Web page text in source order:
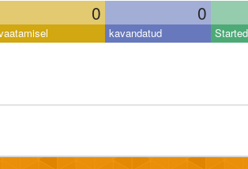
0 0
kavandatud Started